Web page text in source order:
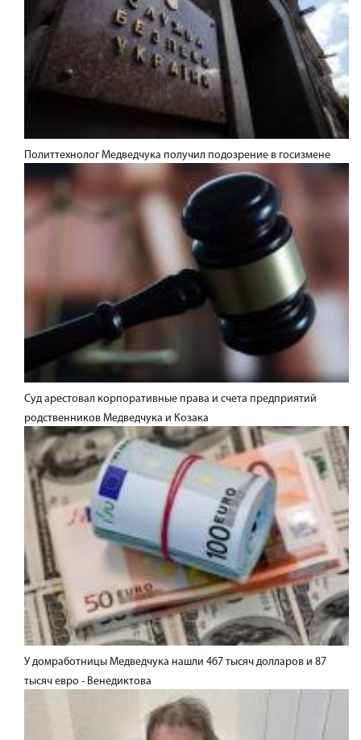
Политтехнолог Медведчука получил подозрение в госизмене
Суд арестовал корпоративные права и счета предприятий
родственников Медведчука и Козака
У домработницы Медведчука нашли 467 тысяч долларов и 87
тысяч евро - Венедиктова